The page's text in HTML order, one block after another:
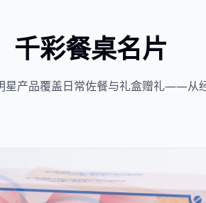
千彩餐桌名片
星产品覆盖日常佐餐与礼盒赠礼——从